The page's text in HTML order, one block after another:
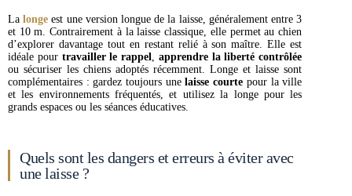
Lalonge est une version longue de la laisse, généralement entre 3
et 10 m. Contrairement à la laisse classique, elle permet au chien
d’explorer davantage tout en restant relié à son maître. Elle est
idéale pour travailler le rappel, apprendre la liberté contrôlée
ou sécuriser les chiens adoptés récemment. Longe et laisse sont
complémentaires : gardez toujours unelaisse courte pour la ville
et les environnements fréquentés, et utilisez la longe pour les
grands espaces ou les séances éducatives.
Quels sont les dangers et erreurs à éviter avec
une laisse ?